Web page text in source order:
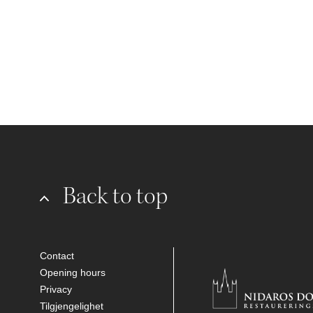
Back to top
Contact
Opening hours
Privacy
Tilgjengelighet